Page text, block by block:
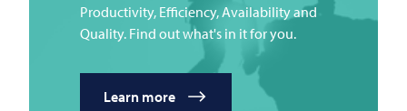
Productivity, Efficiency, Availability and
Quality. Find out what's in it for you.
Learn more